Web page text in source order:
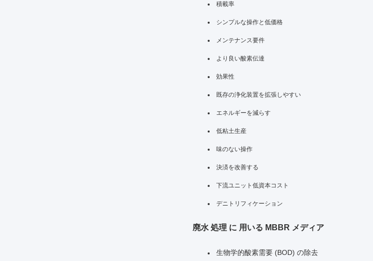
積載率
シンプルな操作と低価格
メンテナンス要件
より良い酸素伝達
効果性
既存の浄化装置を拡張しやすい
エネルギーを減らす
低粘土生産
味のない操作
決済を改善する
下流ユニット低資本コスト
デニトリフィケーション
廃水 処理 に 用いる MBBR メディア
生物学的酸素需要 (BOD) の除去